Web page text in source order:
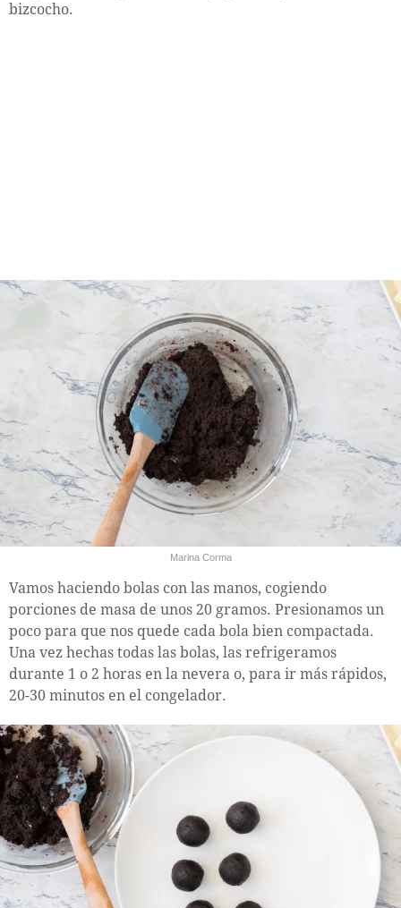
bizcocho.
Marina Corma
Vamos haciendo bolas con las manos, cogiendo
porciones de masa de unos 20 gramos. Presionamos un
poco para que nos quede cada bola bien compactada.
Una vez hechas todas las bolas, las refrigeramos
durante 1 o 2 horas en la nevera o, para ir más rápidos,
20-30 minutos en el congelador.